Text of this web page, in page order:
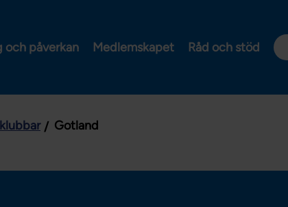
och påverkan Medlemskapet Råd och stöd
Aktiviteter och utbildningar
Gotland